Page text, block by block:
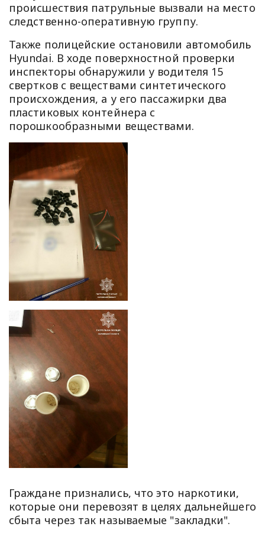
происшествия патрульные вызвали на место
следственно-оперативную группу.
Также ​​полицейские остановили автомобиль
Hyundai. В ходе поверхностной проверки
инспекторы обнаружили у водителя 15
свертков с веществами синтетического
происхождения, а у его пассажирки два
пластиковых контейнера с
порошкообразными веществами.
Граждане признались, что это наркотики,
которые они перевозят в целях дальнейшего
сбыта через так называемые "закладки".